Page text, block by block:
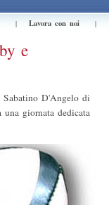
| Lavora con noi |
e
D'Angelo di
giornata dedicata